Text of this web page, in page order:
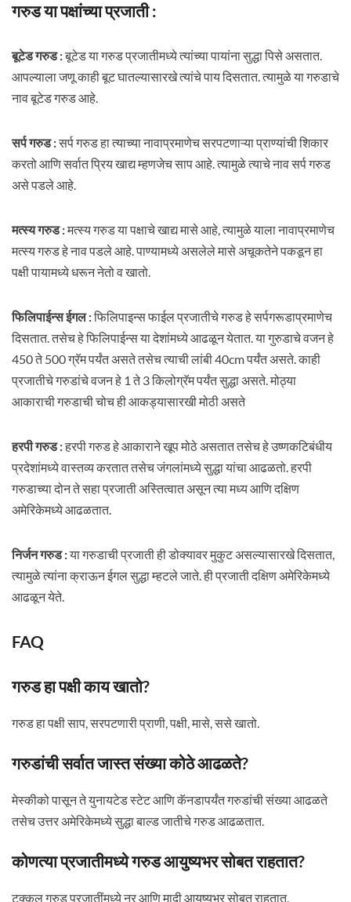
गरुड या पक्षांच्या प्रजाती :
बूटेड गरुड :बूटेड या गरुड प्रजातीमध्ये त्यांच्या पायांना सुद्धा पिसे असतात.
आपल्याला जणू काही बूट घातल्यासारखे त्यांचे पाय दिसतात. त्यामुळे या गरुडाचे
नाव बूटेड गरुड आहे.
सर्प गरुड :सर्प गरुड हा त्याच्या नावाप्रमाणेच सरपटणाऱ्या प्राण्यांची शिकार
करतो आणि सर्वात प्रिय खाद्य म्हणजेच साप आहे. त्यामुळे त्याचे नाव सर्प गरुड
असे पडले आहे.
मत्स्य गरुड :मत्स्य गरुड या पक्षाचे खाद्य मासे आहे, त्यामुळे याला नावाप्रमाणेच
मत्स्य गरुड हे नाव पडले आहे. पाण्यामध्ये असलेले मासे अचूकतेने पकडून हा
पक्षी पायामध्ये धरून नेतो व खातो.
फिलिपाईन्स ईगल :फिलिपाइन्स फाईल प्रजातीचे गरुड हे सर्पगरूडाप्रमाणेच
दिसतात. तसेच हे फिलिपाईन्स या देशांमध्ये आढळून येतात. या गुरुडाचे वजन हे
450 ते 500 ग्रॅम पर्यंत असते तसेच त्याची लांबी 40cm पर्यंत असते. काही
प्रजातीचे गरुडांचे वजन हे 1 ते 3 किलोग्रॅम पर्यंत सुद्धा असते. मोठ्या
आकाराची गरुडाची चोच ही आकड्यासारखी मोठी असते
हरपी गरुड :हरपी गरुड हे आकाराने खूप मोठे असतात तसेच हे उष्णकटिबंधीय
प्रदेशांमध्ये वास्तव्य करतात तसेच जंगलांमध्ये सुद्धा यांचा आढळतो. हरपी
गरुडाच्या दोन ते सहा प्रजाती अस्तित्वात असून त्या मध्य आणि दक्षिण
अमेरिकेमध्ये आढळतात.
निर्जन गरुड :या गरुडाची प्रजाती ही डोक्यावर मुकुट असल्यासारखे दिसतात,
त्यामुळे त्यांना क्राऊन ईगल सुद्धा म्हटले जाते. ही प्रजाती दक्षिण अमेरिकेमध्ये
आढळून येते.
FAQ
गरुड हा पक्षी काय खातो?
गरुड हा पक्षी साप, सरपटणारी प्राणी, पक्षी, मासे, ससे खातो.
गरुडांची सर्वात जास्त संख्या कोठे आढळते?
मेस्कीको पासून ते युनायटेड स्टेट आणि कॅनडापर्यंत गरुडांची संख्या आढळते
तसेच उत्तर अमेरिकेमध्ये सुद्धा बाल्ड जातीचे गरुड आढळतात.
कोणत्या प्रजातीमध्ये गरुड आयुष्यभर सोबत राहतात?
टक्कल गरुड प्रजातींमध्ये नर आणि मादी आयुष्यभर सोबत राहतात.